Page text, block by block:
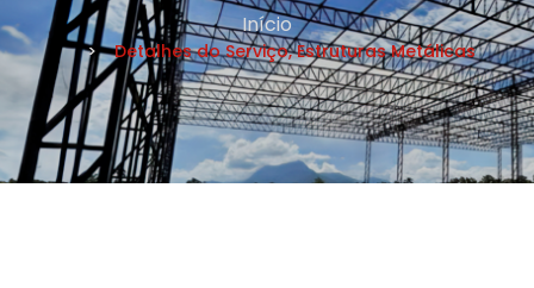
CIDADE *
MENSAGEM *